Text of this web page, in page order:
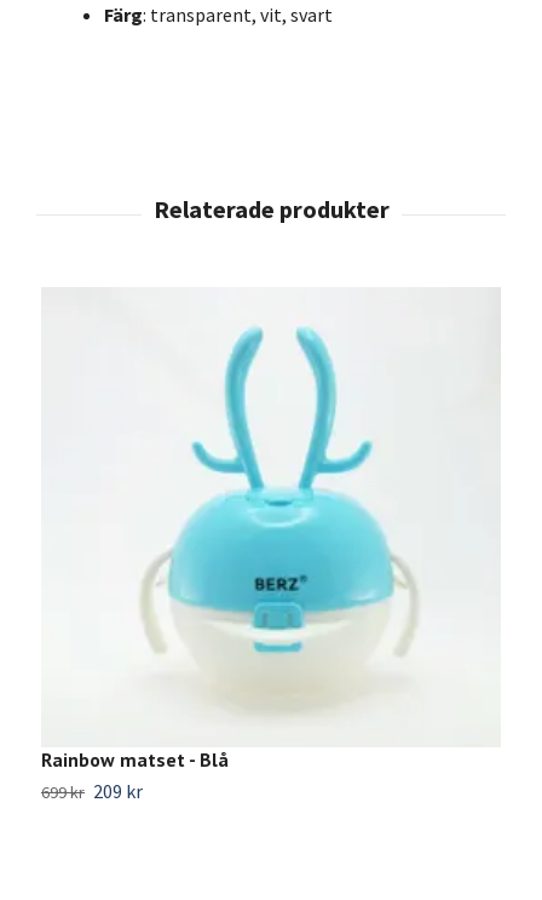
Färg: transparent, vit, svart
Rainbow matset - Blå
699 kr 209 kr